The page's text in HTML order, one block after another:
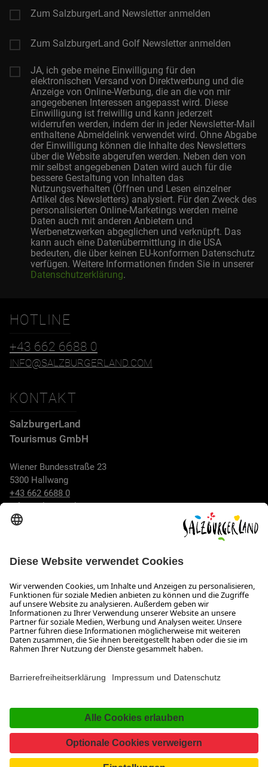
Zum SalzburgerLand Newsletter anmelden
Zum SalzburgerLand Golf Newsletter anmelden
JA, ich gebe meine Einwilligung für den
elektronischen Versand von Direktwerbung und die
Anzeige von Online-Werbung, die an die von mir
angegebenen Interessen angepasst wird. Diese
Einwilligung ist freiwillig und kann jederzeit
widerrufen werden, indem der in jeder Newsletter-Mail
enthaltene Abmeldelink verwendet wird. Ohne Abgabe
der Einwilligung können die Inhalte des Newsletters
über die Website abgerufen werden. Neben den von
mir selbst angegebenen Daten wird auch für die
bessere Gestaltung von Inhalten das
Nutzungsverhalten (Öffnen und Lesen einzelner
Artikel des Newsletters) analysiert. Für den Zweck des
personalisierten Online-Marketings werden meine
Daten auch mit anderen Anbietern und
Werbenetzwerken abgeglichen und verknüpft. Das
kann auch eine Datenübermittlung in die USA
bedeuten, die über keinen EU-konformen Datenschutz
verfügen. Weitere Informationen finden Sie in unserer
Datenschutzerklärung.
HOTLINE
+43 662 6688 0
INFO@SALZBURGERLAND.COM
KONTAKT
SalzburgerLand
Tourismus GmbH
Wiener Bundesstraße 23
5300 Hallwang
+43 662 6688 0
info@salzburgerland.com
Wir freuen uns auf Ihre Anfrage!
Gerne stehen wir Ihnen von Montag bis Donnerstag von 08:00
bis 17:30 Uhr und am Freitag von 08:00 bis 17:00 Uhr zur
Verfügung.
Das Unternehmen Jobs Meeting- und Kongresslocations
FacebookYouTubeSalzburgerLand
Magazin
Instagram
TikTokPinterestLinkedIn